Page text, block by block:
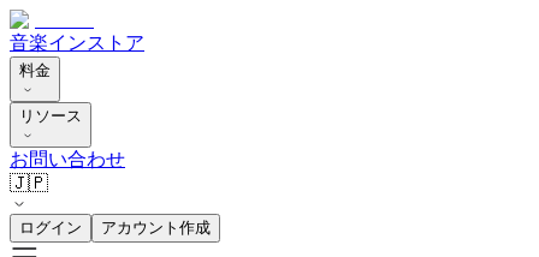
音楽インストア
料金
リソース
お問い合わせ
🇯🇵
ログイン アカウント作成